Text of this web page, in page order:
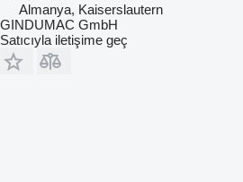
Almanya, Kaiserslautern
GINDUMAC GmbH
Satıcıyla iletişime geç